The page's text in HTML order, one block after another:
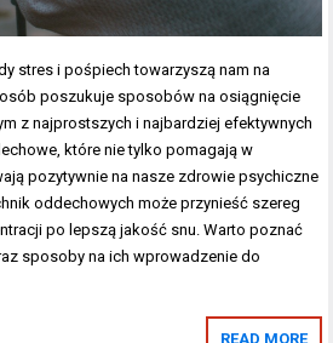
stres i pośpiech towarzyszą nam na
poszukuje sposobów na osiągnięcie
z najprostszych i najbardziej efektywnych
które nie tylko pomagają w
pozytywnie na nasze zdrowie psychiczne
oddechowych może przynieść szereg
po lepszą jakość snu. Warto poznać
sposoby na ich wprowadzenie do
READ MORE